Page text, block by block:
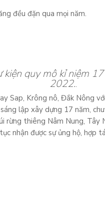
đều đặn qua mọi năm.
kiện quy mô kỉ niệm
2022..
Sap, Krông nô, Đắk Nông
lập xây dựng 17 năm,
rừng thiêng Nâm Nung, Tây
nhận được sự ủng hộ,